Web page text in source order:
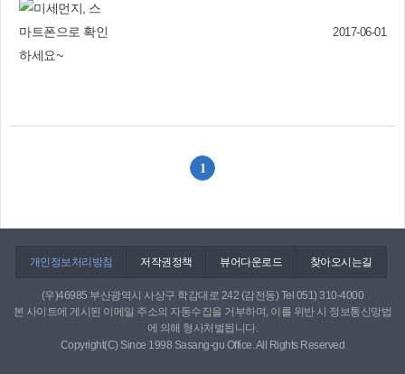
2017-06-01
1
개인정보처리방침 저작권정책 뷰어다운로드 찾아오시는길
(우)46985 부산광역시 사상구 학감대로 242 (감전동) Tel 051) 310-4000
본 사이트에 게시된 이메일 주소의 자동수집을 거부하며, 이를 위반 시 정보통신망법
에 의해 형사처벌됩니다.
Copyright(C) Since 1998 Sasang-gu Office. All Rights Reserved